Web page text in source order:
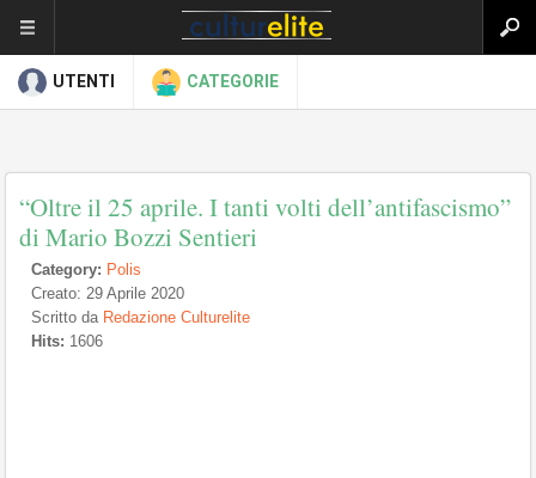
UTENTI CATEGORIE
“Oltre il 25 aprile. I tanti volti dell’antifascismo”
di Mario Bozzi Sentieri
Category: Polis
Creato: 29 Aprile 2020
Scritto da Redazione Culturelite
Hits: 1606